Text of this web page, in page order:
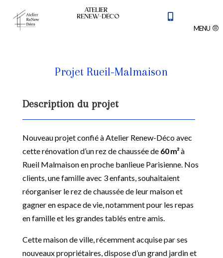
ATELIER
RENEW-DÉCO
MENU

Projet Rueil-Malmaison
Description du projet
Nouveau projet confié à Atelier Renew-Déco avec
cette rénovation d’un rez de chaussée de 60 m²à
Rueil Malmaison en proche banlieue Parisienne. Nos
clients, une famille avec 3 enfants, souhaitaient
réorganiser le rez de chaussée de leur maison et
gagner en espace de vie, notamment pour les repas
en famille et les grandes tablés entre amis.
Cette maison de ville, récemment acquise par ses
nouveaux propriétaires, dispose d’un grand jardin et